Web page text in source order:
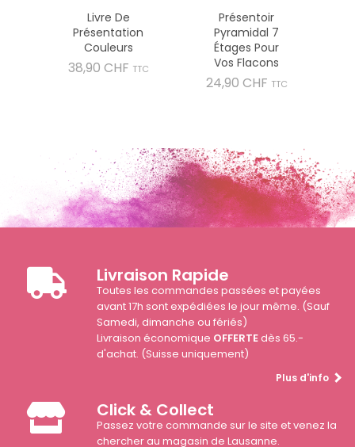
Livre De
Présentation
Couleurs
38,90 CHF Prix
TTC
Présentoir
Pyramidal 7
Étages Pour
Vos Flacons
24,90 CHF Prix
TTC
Livraison Rapide
Toutes les commandes passées et payées
avant 17h sont expédiées le jour même. (Sauf
Samedi, dimanche ou fériés)
Livraison économique OFFERTEdès 65.-
d'achat. (Suisse uniquement)
Plus d'info
Click & Collect
Passez votre commande sur le site et venez la
chercher au magasin de Lausanne.